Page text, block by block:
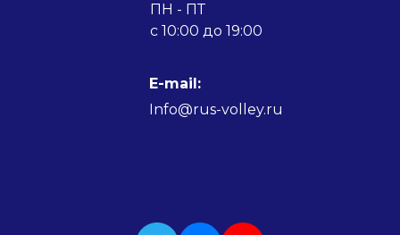
ПН - ПТ
c 10:00 до 19:00
E-mail:
Info@rus-volley.ru